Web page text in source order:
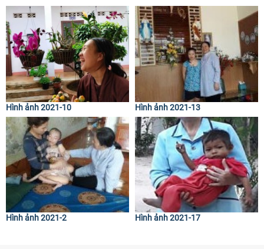
Hình ảnh 2021-10 Hình ảnh 2021-13
Hình ảnh 2021-2 Hình ảnh 2021-17